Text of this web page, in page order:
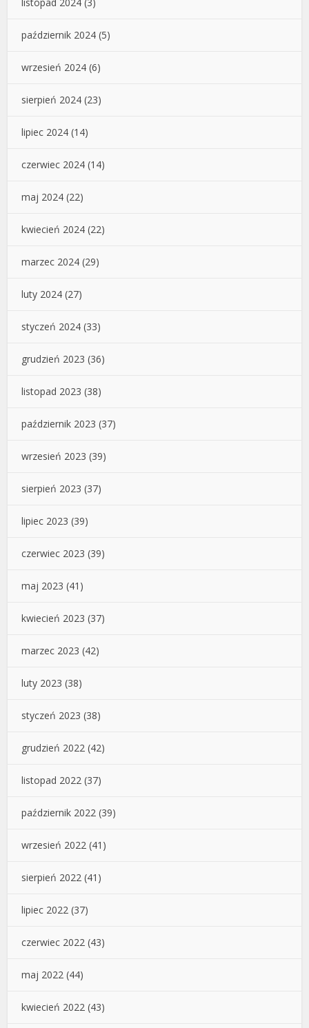
październik 2024 (5)
wrzesień 2024 (6)
sierpień 2024 (23)
lipiec 2024 (14)
czerwiec 2024 (14)
maj 2024 (22)
kwiecień 2024 (22)
marzec 2024 (29)
luty 2024 (27)
styczeń 2024 (33)
grudzień 2023 (36)
listopad 2023 (38)
październik 2023 (37)
wrzesień 2023 (39)
sierpień 2023 (37)
lipiec 2023 (39)
czerwiec 2023 (39)
maj 2023 (41)
kwiecień 2023 (37)
marzec 2023 (42)
luty 2023 (38)
styczeń 2023 (38)
grudzień 2022 (42)
listopad 2022 (37)
październik 2022 (39)
wrzesień 2022 (41)
sierpień 2022 (41)
lipiec 2022 (37)
czerwiec 2022 (43)
maj 2022 (44)
kwiecień 2022 (43)